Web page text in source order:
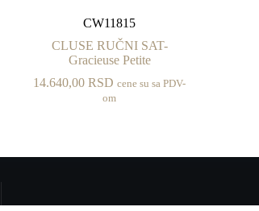
CW11815
CLUSE RUČNI SAT-
Gracieuse Petite
14.640,00RSD cene su sa PDV-
om